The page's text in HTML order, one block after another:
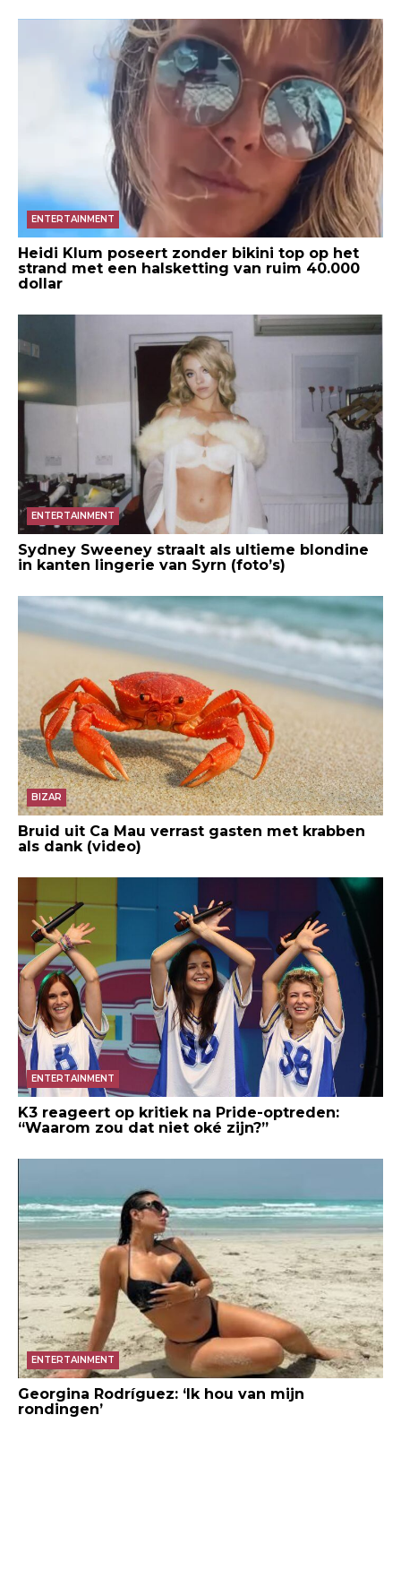
ENTERTAINMENT
Heidi Klum poseert zonder bikini top op het
strand met een halsketting van ruim 40.000
dollar
ENTERTAINMENT
Sydney Sweeney straalt als ultieme blondine
in kanten lingerie van Syrn (foto’s)
BIZAR
Bruid uit Ca Mau verrast gasten met krabben
als dank (video)
ENTERTAINMENT
K3 reageert op kritiek na Pride-optreden:
“Waarom zou dat niet oké zijn?”
ENTERTAINMENT
Georgina Rodríguez: ‘Ik hou van mijn
rondingen’